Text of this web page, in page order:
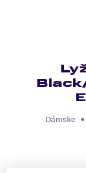
Dámske